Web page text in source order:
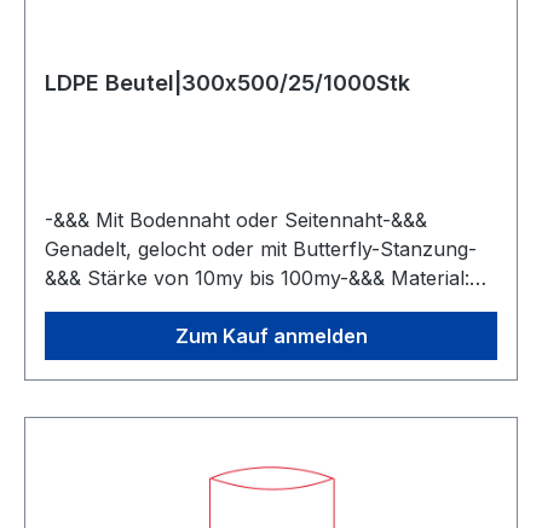
LDPE Beutel|300x500/25/1000Stk
-&&& Mit Bodennaht oder Seitennaht-&&&
Genadelt, gelocht oder mit Butterfly-Stanzung-
&&& Stärke von 10my bis 100my-&&& Material:
LDPE, MDPE, LLDPE, Regenarte
Zum Kauf anmelden